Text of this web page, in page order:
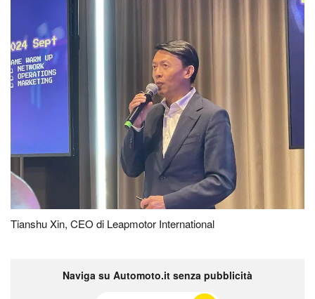
Tianshu Xin, CEO di Leapmotor International
Naviga su Automoto.it senza pubblicità